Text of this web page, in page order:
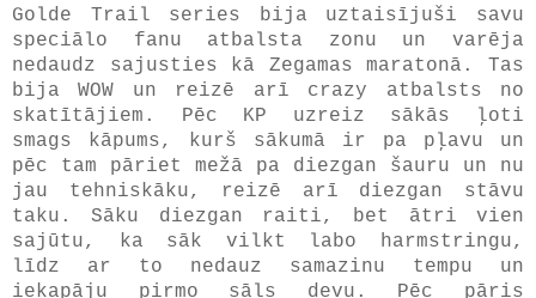
Golde Trail series bija uztaisījuši savu
speciālo fanu atbalsta zonu un varēja
nedaudz sajusties kā Zegamas maratonā. Tas
bija WOW un reizē arī crazy atbalsts no
skatītājiem. Pēc KP uzreiz sākās ļoti
smags kāpums, kurš sākumā ir pa pļavu un
pēc tam pāriet mežā pa diezgan šauru un nu
jau tehniskāku, reizē arī diezgan stāvu
taku. Sāku diezgan raiti, bet ātri vien
sajūtu, ka sāk vilkt labo harmstringu,
līdz ar to nedauz samazinu tempu un
iekapāju pirmo sāls devu. Pēc pāris